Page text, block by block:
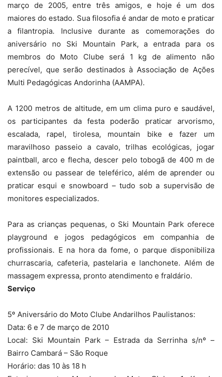
março de 2005, entre três amigos, e hoje é um dos
maiores do estado. Sua filosofia é andar de moto e praticar
a filantropia. Inclusive durante as comemorações do
aniversário no Ski Mountain Park, a entrada para os
membros do Moto Clube será 1 kg de alimento não
perecível, que serão destinados à Associação de Ações
Multi Pedagógicas Andorinha (AAMPA).
A 1200 metros de altitude, em um clima puro e saudável,
os participantes da festa poderão praticar arvorismo,
escalada, rapel, tirolesa, mountain bike e fazer um
maravilhoso passeio a cavalo, trilhas ecológicas, jogar
paintball, arco e flecha, descer pelo tobogã de 400 m de
extensão ou passear de teleférico, além de aprender ou
praticar esqui e snowboard – tudo sob a supervisão de
monitores especializados.
Para as crianças pequenas, o Ski Mountain Park oferece
playground e jogos pedagógicos em companhia de
profissionais. E na hora da fome, o parque disponibiliza
churrascaria, cafeteria, pastelaria e lanchonete. Além de
massagem expressa, pronto atendimento e fraldário.
Serviço
5º Aniversário do Moto Clube Andarilhos Paulistanos:
Data: 6 e 7 de março de 2010
Local: Ski Mountain Park – Estrada da Serrinha s/nº –
Bairro Cambará – São Roque
Horário: das 10 às 18 h